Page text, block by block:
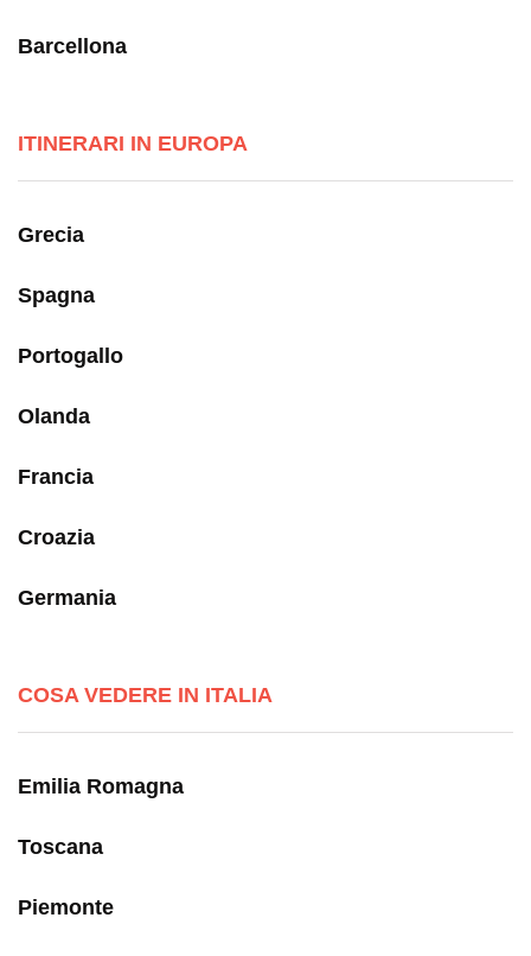
Barcellona
ITINERARI IN EUROPA
Grecia
Spagna
Portogallo
Olanda
Francia
Croazia
Germania
COSA VEDERE IN ITALIA
Emilia Romagna
Toscana
Piemonte